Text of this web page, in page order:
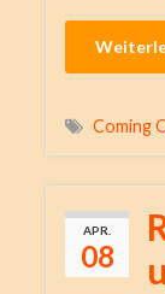
Coming
APR.
08